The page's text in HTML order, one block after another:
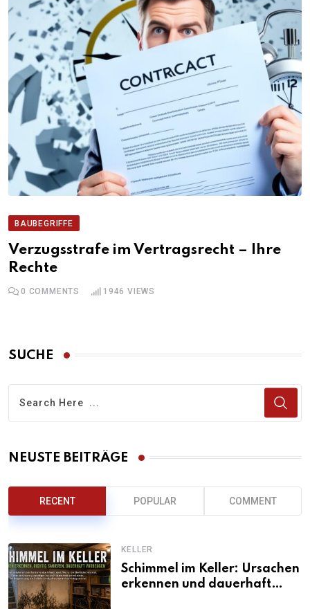
BAUBEGRIFFE
Verzugsstrafe im Vertragsrecht – Ihre
Rechte
0 COMMENTS 1946 VIEWS
SUCHE
NEUSTE BEITRÄGE
RECENT POPULAR COMMENT
KELLER
Schimmel im Keller: Ursachen
erkennen und dauerhaft